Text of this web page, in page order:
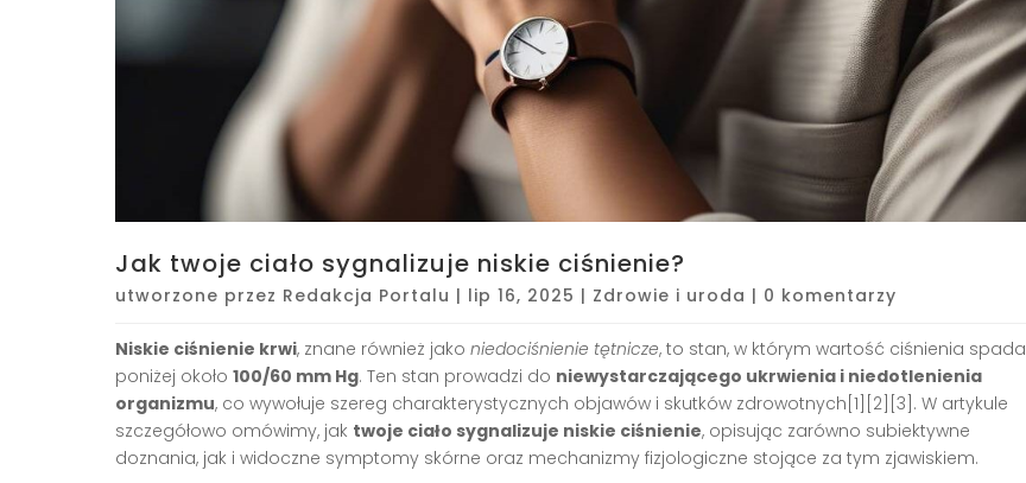
Jak twoje ciało sygnalizuje niskie ciśnienie?
utworzone przez Redakcja Portalu | lip 16, 2025 | Zdrowie i uroda | 0 komentarzy
Niskie ciśnienie krwi, znane również jako niedociśnienie tętnicze, to stan, w którym wartość ciśnienia spada
poniżej około 100/60 mm Hg. Ten stan prowadzi do niewystarczającego ukrwienia i niedotlenienia
organizmu, co wywołuje szereg charakterystycznych objawów i skutków zdrowotnych[1][2][3]. W artykule
szczegółowo omówimy, jak twoje ciało sygnalizuje niskie ciśnienie, opisując zarówno subiektywne
doznania, jak i widoczne symptomy skórne oraz mechanizmy fizjologiczne stojące za tym zjawiskiem.